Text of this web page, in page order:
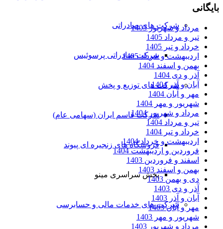
شرکت های صادراتی
شرکت صادراتی پرسوئیس
شرکت های توزیع و پخش
شرکت قاسم ایران (سهامی عام)
فروشگاه های زنجیره ای پیوند
پخش سراسری مینو
شرکت های خدمات مالی و حسابرسی
بایگانی
مرداد و شهریور 1405
تیر و مرداد 1405
خرداد و تیر 1405
اردیبهشت و خرداد 1405
بهمن و اسفند 1404
آذر و دی 1404
آبان و آذر 1404
مهر و آبان 1404
شهریور و مهر 1404
مرداد و شهریور 1404
تیر و مرداد 1404
خرداد و تیر 1404
اردیبهشت و خرداد 1404
فروردین و اردیبهشت 1404
اسفند و فروردین 1403
بهمن و اسفند 1403
دی و بهمن 1403
آذر و دی 1403
آبان و آذر 1403
مهر و آبان 1403
شهریور و مهر 1403
مرداد و شهریور 1403